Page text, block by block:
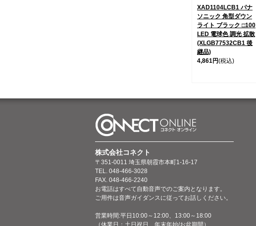
XAD1104LCB1 パナ
ソニック 角型ダウン
ライト ブラック □100
LED 電球色 調光 拡散
(XLGB77532CB1 後
継品)
4,861円(税込)
株式会社コネクト
〒351-0011 埼玉県朝霞市本町1-16-17
TEL. 048-466-3028
FAX. 048-466-2240
お電話はすべて自動音声でのご案内となります。
ご用件は音声ガイダンスに従ってお話しください。
営業時間:平日10:00～12:00、13:00～18:00
（休業日：土日祝日、年末年始/お盆期間）